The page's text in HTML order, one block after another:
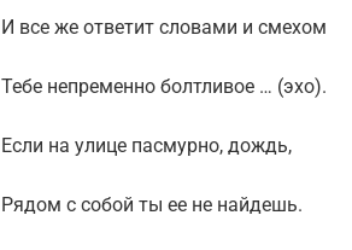
И все же ответит словами и смехом
Тебе непременно болтливое … (эхо).
Если на улице пасмурно, дождь,
Рядом с собой ты ее не найдешь.